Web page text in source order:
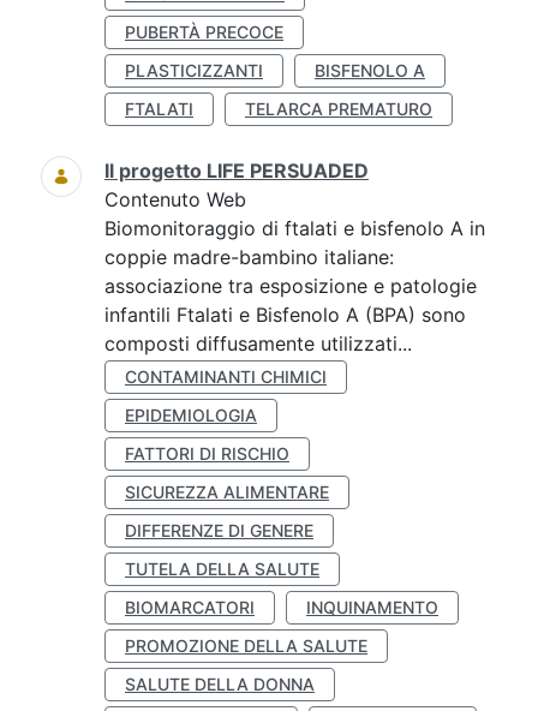
PUBERTÀ PRECOCE
PLASTICIZZANTI
BISFENOLO A
FTALATI
TELARCA PREMATURO
Il progetto LIFE PERSUADED
Contenuto Web
Biomonitoraggio di ftalati e bisfenolo A in
coppie madre-bambino italiane:
associazione tra esposizione e patologie
infantili Ftalati e Bisfenolo A (BPA) sono
composti diffusamente utilizzati...
CONTAMINANTI CHIMICI
EPIDEMIOLOGIA
FATTORI DI RISCHIO
SICUREZZA ALIMENTARE
DIFFERENZE DI GENERE
TUTELA DELLA SALUTE
BIOMARCATORI
INQUINAMENTO
PROMOZIONE DELLA SALUTE
SALUTE DELLA DONNA